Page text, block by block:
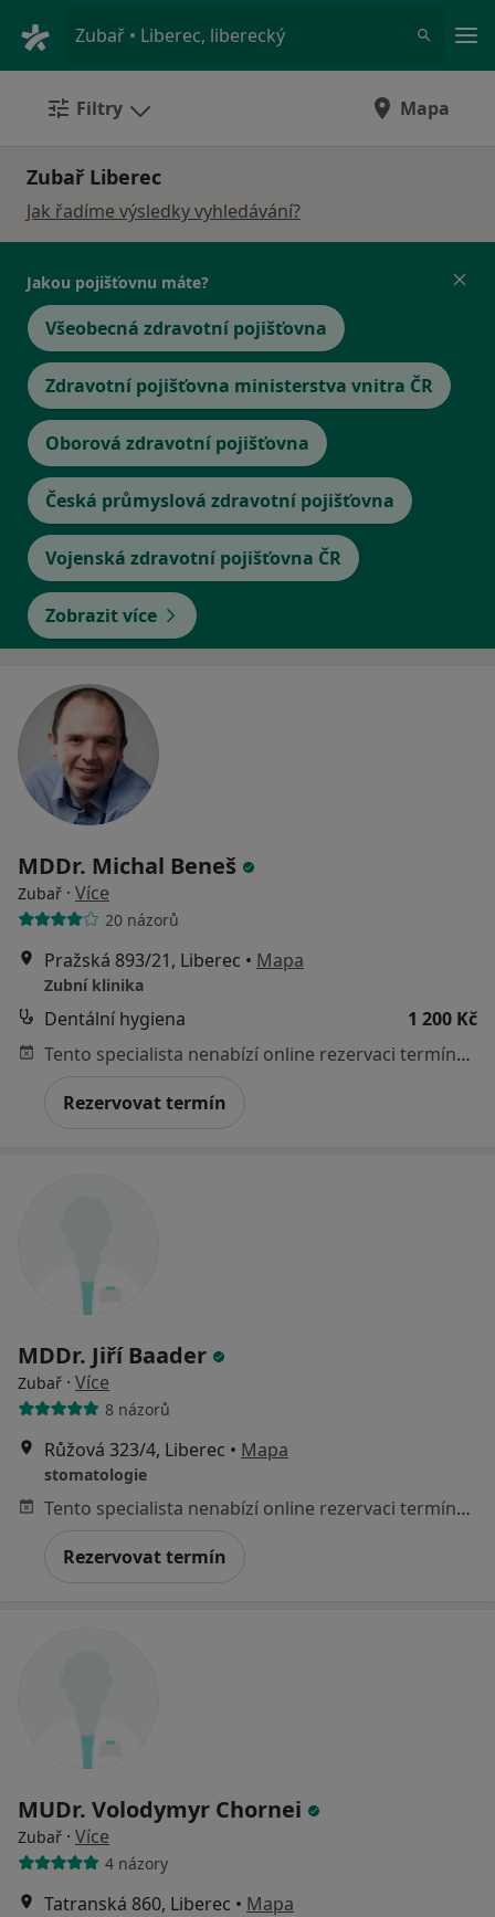
Zubař • Liberec, liberecký
Filtry Mapa
Zubař Liberec
Jak řadíme výsledky vyhledávání?
Jakou pojišťovnu máte?
Všeobecná zdravotní pojišťovna
Zdravotní pojišťovna ministerstva vnitra ČR
Oborová zdravotní pojišťovna
Česká průmyslová zdravotní pojišťovna
Vojenská zdravotní pojišťovna ČR
Zobrazit více
MDDr. Michal Beneš
Zubař · Více
20 názorů
Pražská 893/21, Liberec • Mapa
Zubní klinika
Dentální hygiena
1 200 Kč
Tento specialista nenabízí online rezervaci termínu na této adrese.
Rezervovat termín
MDDr. Jiří Baader
Zubař · Více
8 názorů
Růžová 323/4, Liberec • Mapa
stomatologie
Tento specialista nenabízí online rezervaci termínu na této adrese.
Rezervovat termín
MUDr. Volodymyr Chornei
Zubař · Více
4 názory
Tatranská 860, Liberec • Mapa